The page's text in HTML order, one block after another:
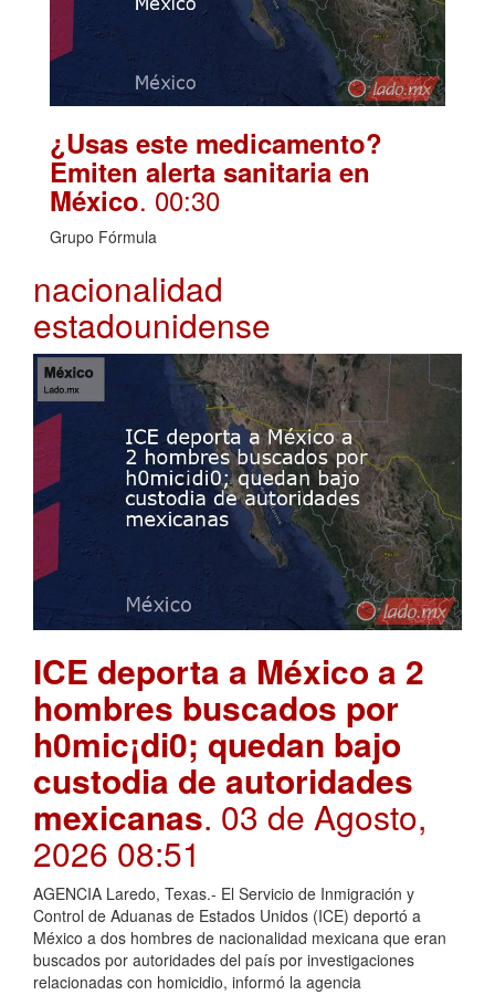
¿Usas este medicamento?
Emiten alerta sanitaria en
México. 00:30
Grupo Fórmula
nacionalidad
estadounidense
ICE deporta a México a 2
hombres buscados por
h0mic¡di0; quedan bajo
custodia de autoridades
mexicanas. 03 de Agosto,
2026 08:51
AGENCIA Laredo, Texas.- El Servicio de Inmigración y
Control de Aduanas de Estados Unidos (ICE) deportó a
México a dos hombres de nacionalidad mexicana que eran
buscados por autoridades del país por investigaciones
relacionadas con homicidio, informó la agencia